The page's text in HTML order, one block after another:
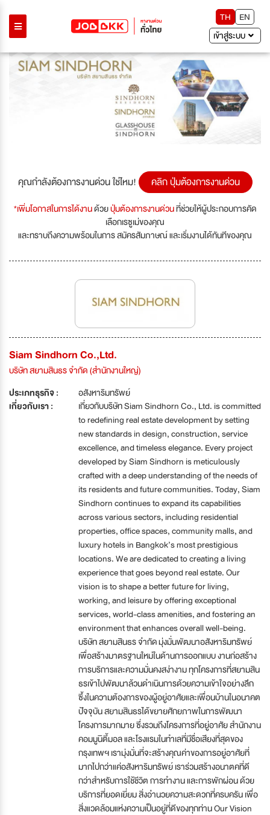
TH
EN
เข้าสู่ระบบ
Next
คุณกำลังต้องการงานด่วน ใช่ไหม! คลิก ปุ่มต้องการงานด่วน
*เพิ่มโอกาสในการได้งานด้วยปุ่มต้องการงานด่วนที่ช่วยให้ผู้ประกอบการคัด
เลือกเรซูเม่ของคุณ
และทราบถึงความพร้อมในการ สมัครสัมภาษณ์ และเริ่มงานได้ทันทีของคุณ
Siam Sindhorn Co.,Ltd.
บริษัท สยามสินธร จำกัด (สำนักงานใหญ่)
ประเภทธุรกิจ :
อสังหาริมทรัพย์
เกี่ยวกับเรา :
เกี่ยวกับบริษัท Siam Sindhorn Co., Ltd. is committed
to redefining real estate development by setting
new standards in design, construction, service
excellence, and timeless elegance. Every project
developed by Siam Sindhorn is meticulously
crafted with a deep understanding of the needs of
its residents and future communities. Today, Siam
Sindhorn continues to expand its capabilities
across various sectors, including residential
properties, office spaces, community malls, and
luxury hotels in Bangkok’s most prestigious
locations. We are dedicated to creating a living
experience that goes beyond real estate. Our
vision is to shape a better future for living,
working, and leisure by offering exceptional
services, world-class amenities, and fostering an
environment that enhances overall well-being.
บริษัท สยามสินธร จำกัด มุ่งมั่นพัฒนาอสังหาริมทรัพย์
เพื่อสร้างมาตรฐานใหม่ในด้านการออกแบบ งานก่อสร้าง
การบริการและความมั่นคงสง่างาม ทุกโครงการที่สยามสิน
ธรเข้าไปพัฒนาล้วนดำเนินการด้วยความเข้าใจอย่างลึก
ซึ้งในความต้องการของผู้อยู่อาศัยและเพื่อนบ้านในอนาคต
ปัจจุบัน สยามสินธรได้ขยายศักยภาพในการพัฒนา
โครงการมากมาย ซึ่งรวมถึงโครงการที่อยู่อาศัย สำนักงาน
คอมมูนิตี้มอล และโรงแรมในทำเลที่มีชื่อเสียงที่สุดของ
กรุงเทพฯ เรามุ่งมั่นที่จะสร้างคุณค่าของการอยู่อาศัยที่
มากไปกว่าแค่อสังหาริมทรัพย์ เราร่วมสร้างอนาตคที่ดี
กว่าสำหรับการใช้ชีวิต การทำงาน และการพักผ่อน ด้วย
บริการที่ยอดเยี่ยม สิ่งอำนวยความสะดวกที่ครบครัน เพื่อ
สิ่งแวดล้อมแห่งความเป็นอยู่ที่ดีของทุกท่าน Our Vision